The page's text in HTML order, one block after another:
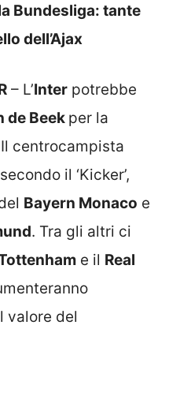
Bundesliga: tante
dell’Ajax
– L’Inter potrebbe
de Beek per la
centrocampista
il ‘Kicker’,
Bayern Monaco e
. Tra gli altri ci
e il Real
valore del